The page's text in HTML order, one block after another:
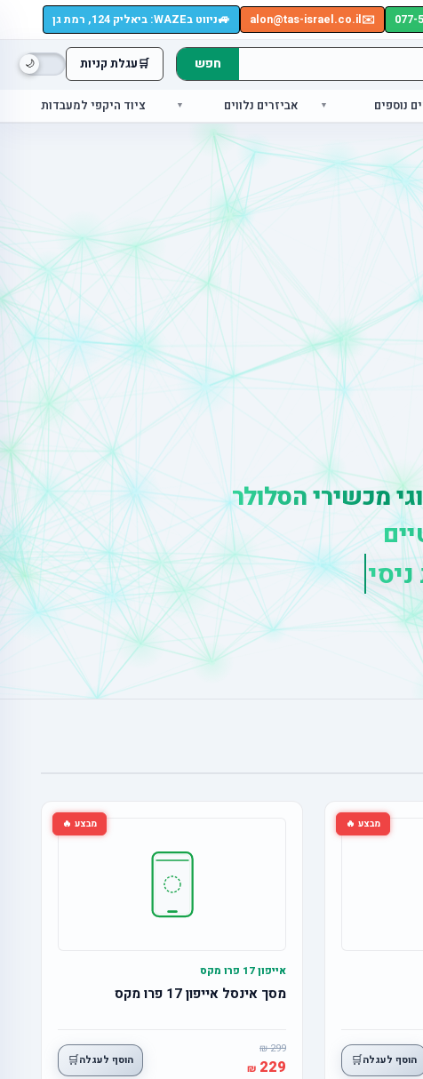
077-
✉️
alon@tas-israel.co.il
🚙ניווט בWAZE: ביאליק 124, רמת גן
🛒עגלת קניות חפש
נוספים אביזרים נלווים ציוד היקפי למעבדות
מכשירי הסלולר
מבצע 🔥
הוסף לעגלה🛒
מבצע 🔥
אייפון 17 פרו מקס
מסך אינסל אייפון 17 פרו מקס
299
229 הוסף לעגלה🛒